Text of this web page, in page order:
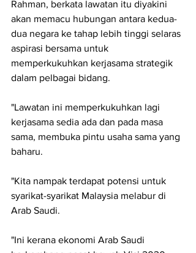
Rahman, berkata lawatan itu diyakini
akan memacu hubungan antara kedua-
dua negara ke tahap lebih tinggi selaras
aspirasi bersama untuk
memperkukuhkan kerjasama strategik
dalam pelbagai bidang.
"Lawatan ini memperkukuhkan lagi
kerjasama sedia ada dan pada masa
sama, membuka pintu usaha sama yang
baharu.
"Kita nampak terdapat potensi untuk
syarikat-syarikat Malaysia melabur di
Arab Saudi.
"Ini kerana ekonomi Arab Saudi